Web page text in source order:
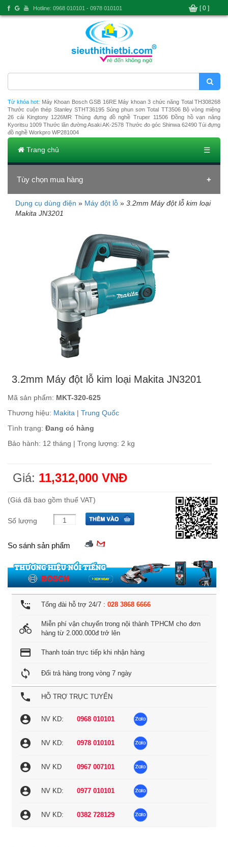
Từ khóa hot: Máy Khoan Bosch GSB 16RE Máy khoan 3 chức năng Total TH308268
Thước cuộn thép Stanley STHT36195 Súng phun sơn Total TT3506 Bộ vòng miệng
26 cái Kingtony 1226MR Thùng đựng đồ nghề Truper 11506 Đồng hồ vạn năng
Kyoritsu 1009 Thước lăn đường Asaki AK-2578 Thước đo góc Shinwa 62490 Túi đựng
đồ nghề Workpro WP281004
Trang chủ ☰
Tùy chọn mua hàng
Đang tải dữ liệu
Dụng cụ dùng điện » Máy đột lỗ » 3.2mm Máy đột lỗ kim loại
Makita JN3201
3.2mm Máy đột lỗ kim loại Makita JN3201
Mã sản phẩm: MKT-320-625
Thương hiệu: Makita | Trung Quốc
Tình trạng: Đang có hàng
Bảo hành: 12 tháng | Trọng lượng: 2 kg
Giá: 11,312,000 VNĐ
(Giá đã bao gồm thuế VAT)
Số lượng
So sánh sản phẩm
settings_phone Tổng đài hỗ trợ 24/7 : 028 3868 6666
directions_bike
Miễn phí vận chuyển trong nội thành TPHCM cho đơn
hàng từ 2.000.000đ trở lên
credit_card Thanh toán trực tiếp khi nhận hàng
loop Đổi trả hàng trong vòng 7 ngày
local_phone HỖ TRỢ TRỰC TUYẾN
account_circle NV KD: 0968 010101
account_circle NV KD: 0978 010101
account_circle NV KD 0967 007101
account_circle NV KD: 0977 010101
account_circle NV KD: 0382 728129
Hotline: 0968 010101 - 0978 010101 [ 0 ]